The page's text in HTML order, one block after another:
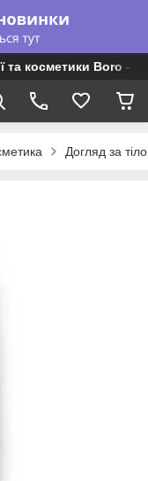
та косметики Boro -
Догляд за